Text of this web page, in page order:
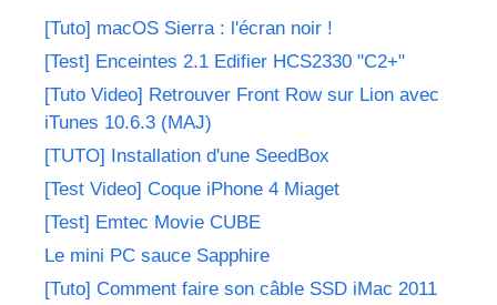
[Tuto] macOS Sierra : l'écran noir !
[Test] Enceintes 2.1 Edifier HCS2330 "C2+"
[Tuto Video] Retrouver Front Row sur Lion avec
iTunes 10.6.3 (MAJ)
[TUTO] Installation d'une SeedBox
[Test Video] Coque iPhone 4 Miaget
[Test] Emtec Movie CUBE
Le mini PC sauce Sapphire
[Tuto] Comment faire son câble SSD iMac 2011